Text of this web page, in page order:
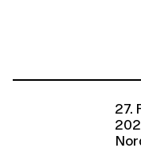
27.